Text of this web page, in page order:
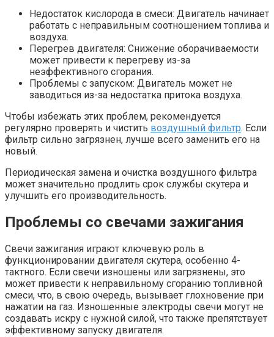
Недостаток кислорода в смеси: Двигатель начинает
работать с неправильным соотношением топлива и
воздуха.
Перегрев двигателя: Снижение оборачиваемости
может привести к перегреву из-за
неэффективного сгорания.
Проблемы с запуском: Двигатель может не
заводиться из-за недостатка притока воздуха.
Чтобы избежать этих проблем, рекомендуется
регулярно проверять и чистить воздушный фильтр. Если
фильтр сильно загрязнен, лучше всего заменить его на
новый.
Периодическая замена и очистка воздушного фильтра
может значительно продлить срок службы скутера и
улучшить его производительность.
Проблемы со свечами зажигания
Свечи зажигания играют ключевую роль в
функционировании двигателя скутера, особенно 4-
тактного. Если свечи изношены или загрязнены, это
может привести к неправильному сгоранию топливной
смеси, что, в свою очередь, вызывает глохновение при
нажатии на газ. Изношенные электроды свечи могут не
создавать искру с нужной силой, что также препятствует
эффективному запуску двигателя.